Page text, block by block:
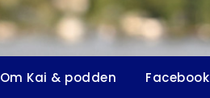
Om Kai & podden Facebook